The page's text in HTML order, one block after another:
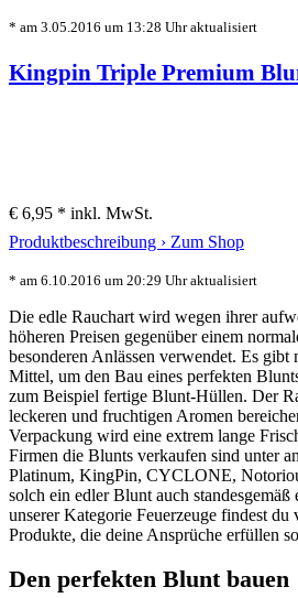
* am 3.05.2016 um 13:28 Uhr aktualisiert
Kingpin Triple Premium
€ 6,95 * inkl. MwSt.
Produktbeschreibung › Zum Shop
* am 6.10.2016 um 20:29 Uhr aktualisiert
Die edle Rauchart wird wegen ihrer
höheren Preisen gegenüber einem
besonderen Anlässen verwendet. Es
Mittel, um den Bau eines perfekten
zum Beispiel fertige Blunt-Hüllen. Der
leckeren und fruchtigen Aromen
Verpackung wird eine extrem lange
Firmen die Blunts verkaufen sind unter
Platinum, KingPin, CYCLONE,
solch ein edler Blunt auch standesgemäß
unserer Kategorie Feuerzeuge findest du
Produkte, die deine Ansprüche erfüllen
Den perfekten Blunt bauen